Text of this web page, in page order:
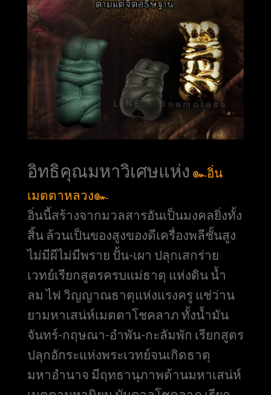
อิทธิคุณมหาวิเศษแห่ง ๛อิ่น
เมตตาหลวง๛
อิ่นนี้สร้างจากมวลสารอันเป็นมงคลยิ่งทั้ง
สิ้น ล้วนเป็นของสูงของดีเครื่องพลีชั้นสูง
ไม่มีผีไม่มีพราย ปั้น-เผา ปลุกเสกร่าย
เวทย์เรียกสูตรครบแม่ธาตุ แห่งดิน น้ำ
ลม ไฟ วิญญาณธาตุแห่งแรงครู แช่ว่าน
ยามหาเสน่ห์เมตตาโชคลาภ ทั้งน้ำมัน
จันทร์-กฤษณา-อำพัน-กะลัมพัก เรียกสูตร
ปลุกอักระแห่งพระเวทย์จนเกิดธาตุ
มหาอำนาจ มีฤทธานุภาพด้านมหาเสน่ห์